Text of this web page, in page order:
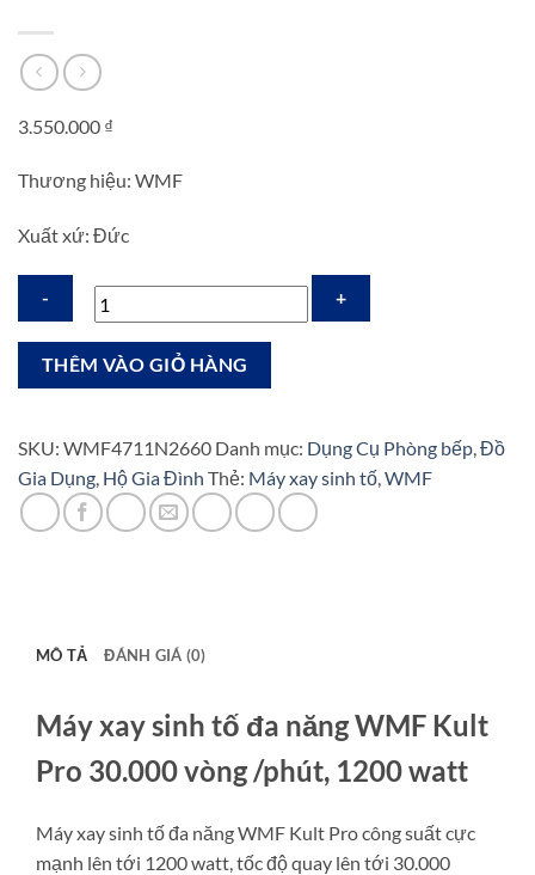
3.550.000 ₫
Thương hiệu: WMF
Xuất xứ: Đức
Máy
Năng
WMF
THÊM VÀO GIỎ HÀNG
SKU: WMF4711N2660 Danh mục: Dụng Cụ Phòng bếp Đồ
Gia Dụng Hộ Gia Đình Thẻ: Máy xay sinh tố WMF
MÔ TẢ ĐÁNH GIÁ (0)
Máy xay sinh tố đa năng WMF Kult
Pro 30.000 vòng /phút, 1200 watt
Máy xay sinh tố đa năng WMF Kult Pro công suất cực
mạnh lên tới 1200 watt, tốc độ quay lên tới 30.000